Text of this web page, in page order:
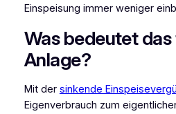
Einspeisung immer weniger
Was bedeutet
Anlage?
Mit der sinkende
Eigenverbrauch zum